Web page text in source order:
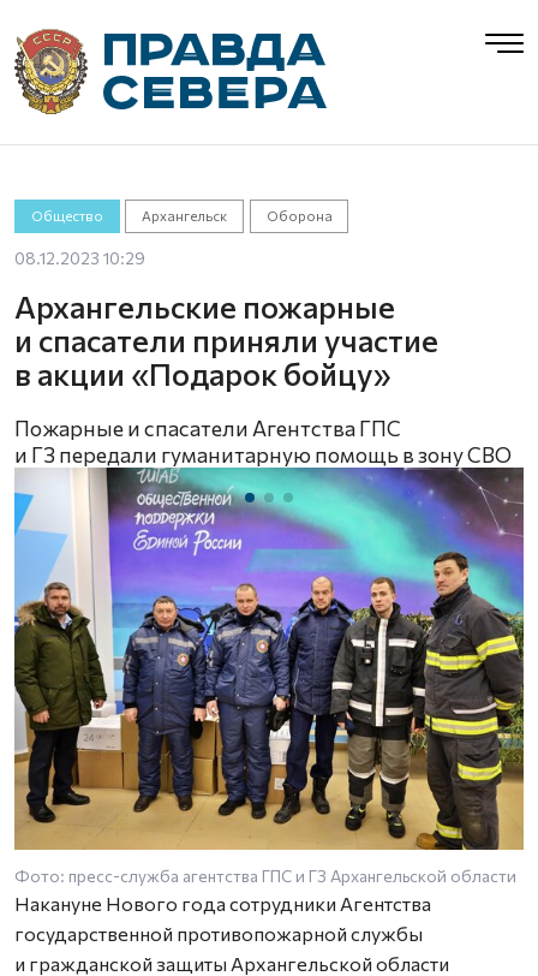
Общество Архангельск Оборона
08.12.2023 10:29
Архангельские пожарные
и спасатели приняли участие
в акции «Подарок бойцу»
Пожарные и спасатели Агентства ГПС
и ГЗ передали гуманитарную помощь в зону СВО
Фото: пресс-служба агентства ГПС и ГЗ Архангельской области
Накануне Нового года сотрудники Агентства
государственной противопожарной службы
и гражданской защиты Архангельской области